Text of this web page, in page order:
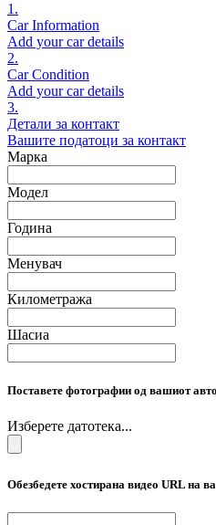
1.
Car Information
Add your car details
2.
Car Condition
Add your car details
3.
Детали за контакт
Вашите податоци за контакт
Марка
Модел
Година
Менувач
Километража
Шасиа
Поставете фотографии од вашиот
Изберете датотека...
Обезбедете хостирана видео URL на